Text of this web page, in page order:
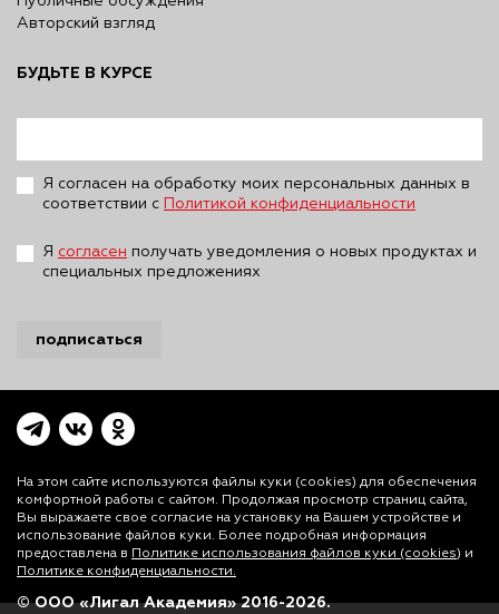
Авторский взгляд
БУДЬТЕ В КУРСЕ
Я согласен на обработку моих персональных данных в
соответствии с
Политикой конфиденциальности
Я согласен получать уведомления о новых продуктах и
специальных предложениях
подписаться
На этом сайте используются файлы куки (cookies) для обеспечения
комфортной работы с сайтом. Продолжая просмотр страниц сайта,
Вы выражаете свое согласие на установку на Вашем устройстве и
использование файлов куки. Более подробная информация
предоставлена в Политике использования файлов куки (cookies) и
Политике конфиденциальности.
© ООО «Лигал Академия» 2016-2026.
На этом сайте используются файлы куки (cookies) для обеспечения
комфортной работы с сайтом. Продолжая просмотр страниц сайта,